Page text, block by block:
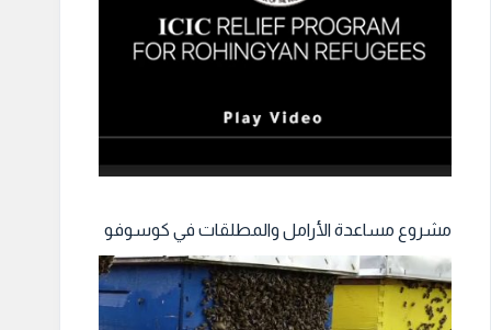
مشروع مساعدة الأرامل والمطلقات في كوسوفو